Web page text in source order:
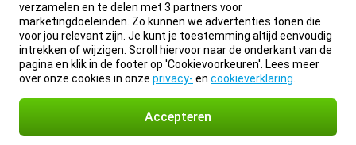
verzamelen en te delen met 3 partners voor
marketingdoeleinden. Zo kunnen we advertenties tonen die
voor jou relevant zijn. Je kunt je toestemming altijd eenvoudig
intrekken of wijzigen. Scroll hiervoor naar de onderkant van de
pagina en klik in de footer op 'Cookievoorkeuren'. Lees meer
over onze cookies in onze privacy- en cookieverklaring
Accepteren